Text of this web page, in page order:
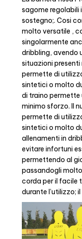
sagome regolabili
sostegno;. Cosi
molto versatile ,
singolarmente
dribbling, avendo
situazioni presenti
permette di
sintetici o molto
di traino permette
minimo sforzo. Il
permette di
sintetici o molto
allenamenti in
evitare infortuni
permettendo al
passandogli
corda per il facile
durante l’utilizzo;